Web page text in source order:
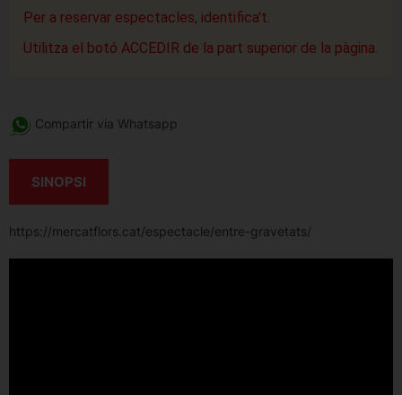
Per a reservar espectacles, identifica't.
Utilitza el botó ACCEDIR de la part superior de la pàgina.
Compartir via Whatsapp
SINOPSI
https://mercatflors.cat/espectacle/entre-gravetats/